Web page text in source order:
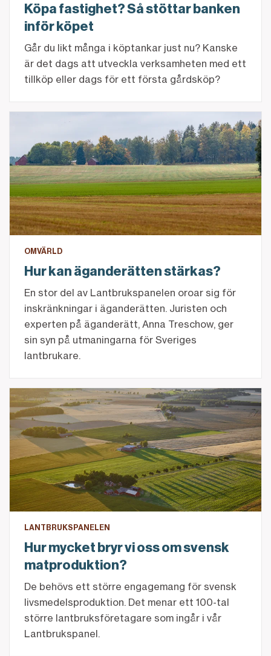
Köpa fastighet? Så stöttar banken
inför köpet
Går du likt många i köptankar just nu? Kanske
är det dags att utveckla verksamheten med ett
tillköp eller dags för ett första gårdsköp?
OMVÄRLD
Hur kan äganderätten stärkas?
En stor del av Lantbrukspanelen oroar sig för
inskränkningar i äganderätten. Juristen och
experten på äganderätt, Anna Treschow, ger
sin syn på utmaningarna för Sveriges
lantbrukare.
Hur mycket bryr vi oss om svensk matproduktion?
LANTBRUKSPANELEN
Hur mycket bryr vi oss om svensk
matproduktion?
De behövs ett större engagemang för svensk
livsmedelsproduktion. Det menar ett 100-tal
större lantbruksföretagare som ingår i vår
Lantbrukspanel.